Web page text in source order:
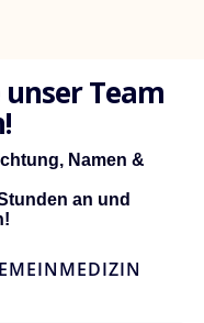
Team
Namen &
an und